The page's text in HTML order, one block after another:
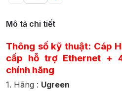
Mô tả chi tiết
Thông số kỹ thuật: Cáp
cấp hỗ trợ Ethernet +
chính hãng
1. Hãng : Ugreen